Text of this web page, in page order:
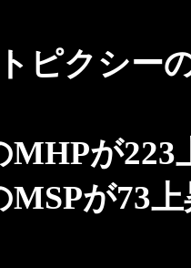
ピクシー
MHPが223
MSPが73上